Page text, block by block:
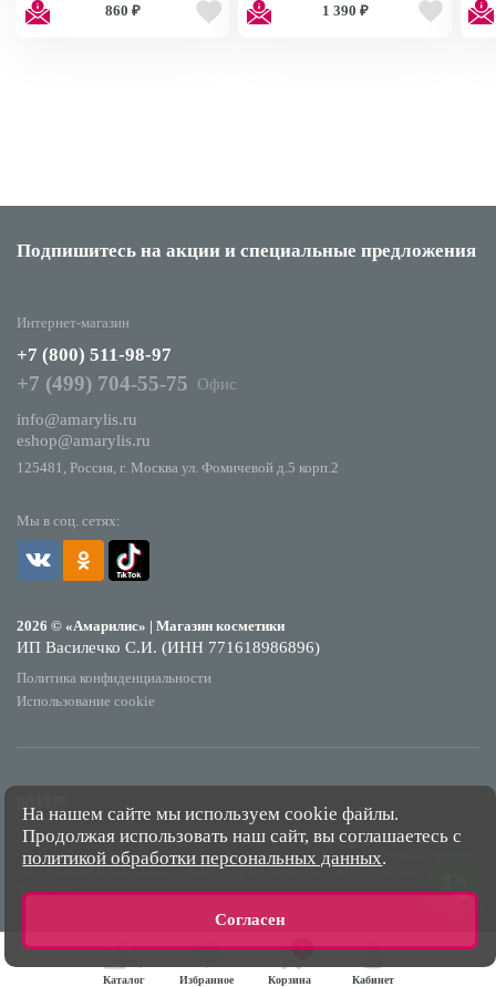
Каталог Избранное
0
Корзина Кабинет
короткая Impress Manicure
860 ₽
Manicure Power Up BIPA016
1 390 ₽
Подпишитесь на акции и специальные предложения
Мы в соц. сетях:
2026 © «Амарилис» | Магазин косметики
ИП Василечко С.И. (ИНН 771618986896)
Политика конфиденциальности
Использование cookie
Интернет-магазин
+7 (800) 511-98-97
+7 (499) 704-55-75
Офис
info@amarylis.ru
eshop@amarylis.ru
125481, Россия, г. Москва ул. Фомичевой д.5 корп.2
*Обращаем Ваше внимание на то, что данный интернет-сайт носит исключительно
информационный характер и ни при каких условиях не является публичной офертой,
определяемой положениями Статьи 437 Гражданского кодекса Российской
На нашем сайте мы используем cookie файлы.
Продолжая использовать наш сайт, вы соглашаетесь с
политикой обработки персональных данных.
Согласен